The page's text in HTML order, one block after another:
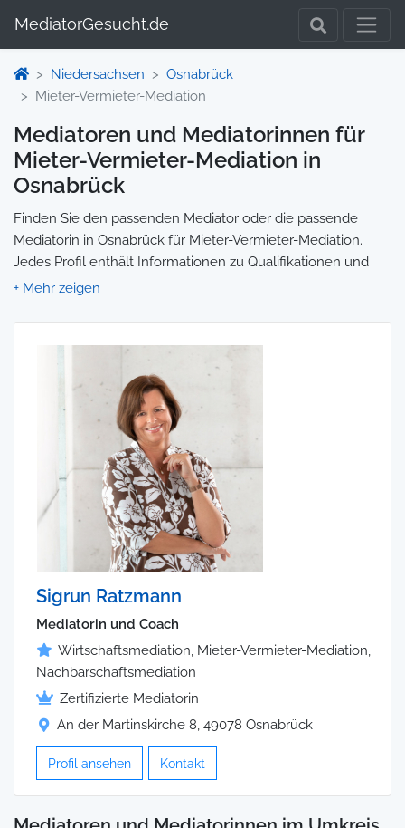
MediatorGesucht.de
Niedersachsen
Osnabrück
Mieter-Vermieter-Mediation
Mediatoren und Mediatorinnen für
Mieter-Vermieter-Mediation in
Osnabrück
Finden Sie den passenden Mediator oder die passende
Mediatorin in Osnabrück für Mieter-Vermieter-Mediation.
Jedes Profil enthält Informationen zu Qualifikationen und
Spezialisierungen, sodass Sie gezielt die richtige Person für
Wir selbst vermitteln keine Mediationen, sondern stellen die
Plattform zur Verfügung, um Ihnen die Suche zu erleichtern.
Sigrun Ratzmann
Mediatorin und Coach
Wirtschaftsmediation, Mieter-Vermieter-Mediation,
Nachbarschaftsmediation
Zertifizierte Mediatorin
An der Martinskirche 8, 49078 Osnabrück
Profil ansehen Kontakt